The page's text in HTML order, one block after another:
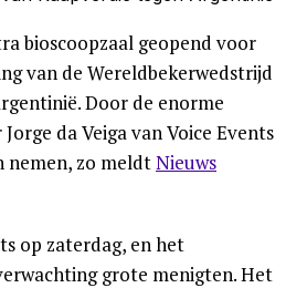
bioscoopzaal geopend voor
van de Wereldbekerwedstrijd
Door de enorme
da Veiga van Voice Events
nemen, zo meldtNieuws
op zaterdag, en het
grote menigten. Het